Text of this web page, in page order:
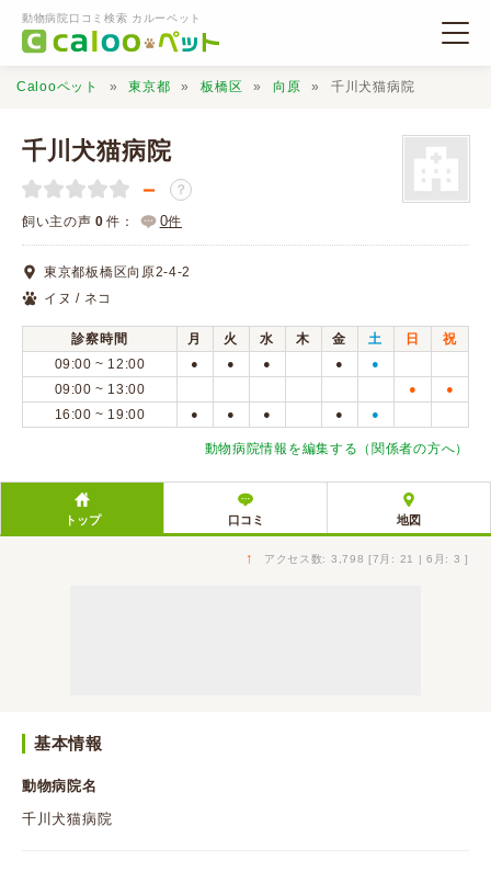
動物病院口コミ検索 カルーペット
動物病院検索
口コミ検索
Calooペットとは？
口コミ投稿
Calooペット 東京都 板橋区 向原 千川犬猫病院
千川犬猫病院
－ ？
飼い主の声 0 件： 0件
東京都板橋区向原2-4-2
イヌ / ネコ
診察時間 月 火 水 木 金 土 日
祝
09:00 ~ 12:00
● ● ● ● ●
09:00 ~ 13:00 ● ●
16:00 ~ 19:00 ● ● ● ● ●
動物病院情報を編集する（関係者の方へ）
トップ 口コミ 地図
↑ アクセス数: 3,798 [7月: 21 | 6月: 3 ]
基本情報
動物病院名
千川犬猫病院